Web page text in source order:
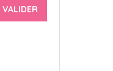
VALIDER